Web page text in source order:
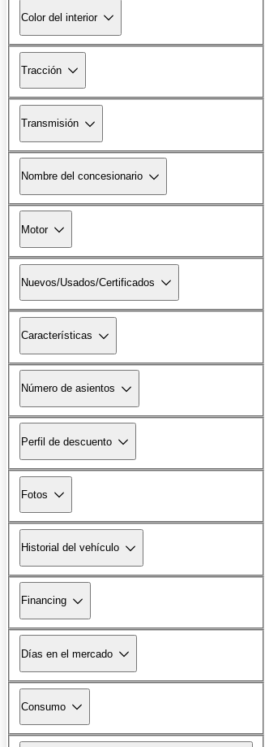
Color del interior
Tracción
Transmisión
Nombre del concesionario
Motor
Nuevos/Usados/Certificados
Características
Número de asientos
Perfil de descuento
Fotos
Historial del vehículo
Financing
Días en el mercado
Consumo